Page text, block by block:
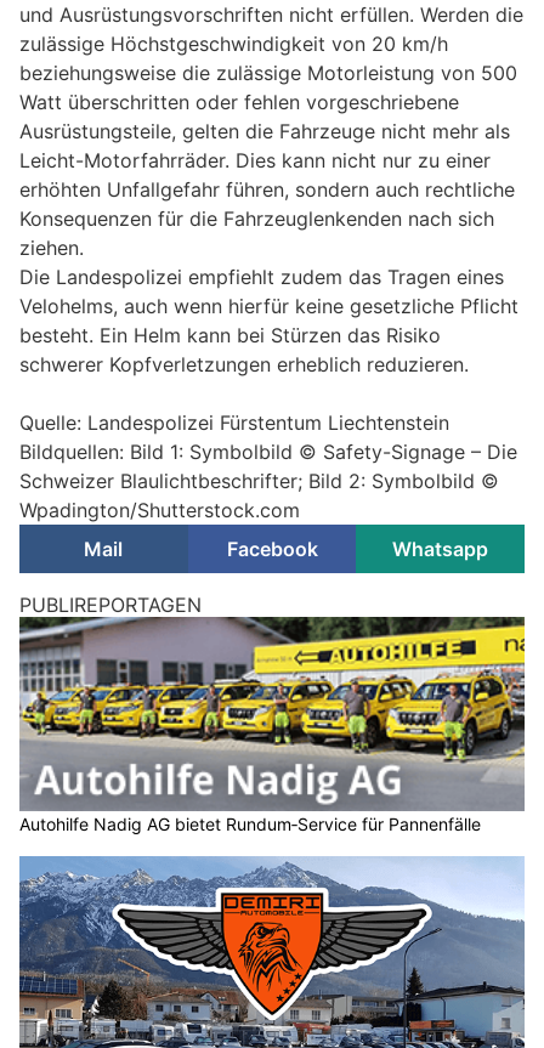
und Ausrüstungsvorschriften nicht erfüllen. Werden die
zulässige Höchstgeschwindigkeit von 20 km/h
beziehungsweise die zulässige Motorleistung von 500
Watt überschritten oder fehlen vorgeschriebene
Ausrüstungsteile, gelten die Fahrzeuge nicht mehr als
Leicht-Motorfahrräder. Dies kann nicht nur zu einer
erhöhten Unfallgefahr führen, sondern auch rechtliche
Konsequenzen für die Fahrzeuglenkenden nach sich
ziehen.
Die Landespolizei empfiehlt zudem das Tragen eines
Velohelms, auch wenn hierfür keine gesetzliche Pflicht
besteht. Ein Helm kann bei Stürzen das Risiko
schwerer Kopfverletzungen erheblich reduzieren.
Quelle: Landespolizei Fürstentum Liechtenstein
Bildquellen: Bild 1: Symbolbild © Safety-Signage – Die
Schweizer Blaulichtbeschrifter; Bild 2: Symbolbild ©
Wpadington/Shutterstock.com
Mail
Facebook Whatsapp
PUBLIREPORTAGEN
Autohilfe Nadig AG bietet Rundum‑Service für Pannenfälle